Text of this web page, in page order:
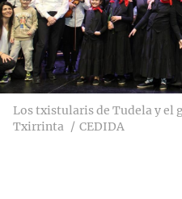
Los txistularis de Tudela y el
Txirrinta
CEDIDA